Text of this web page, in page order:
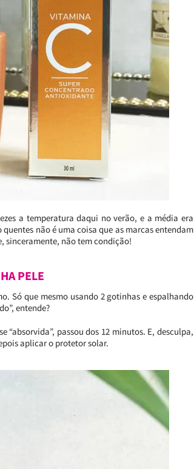
a temperatura daqui no verão, e a média era
não é uma coisa que as marcas entendam
sinceramente, não tem condição!
PELE
Só que mesmo usando 2 gotinhas e espalhando
entende?
passou dos 12 minutos. E, desculpa,
aplicar o protetor solar.